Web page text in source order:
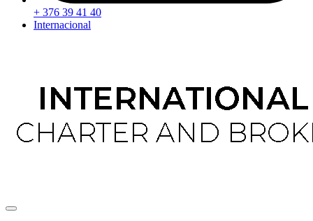
+ 376 39 41 40
Internacional